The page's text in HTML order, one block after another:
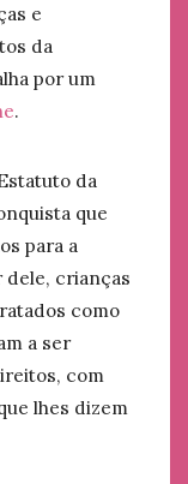
e
da
por um
.
da
que
para a
dele, crianças
como
a ser
com
lhes dizem